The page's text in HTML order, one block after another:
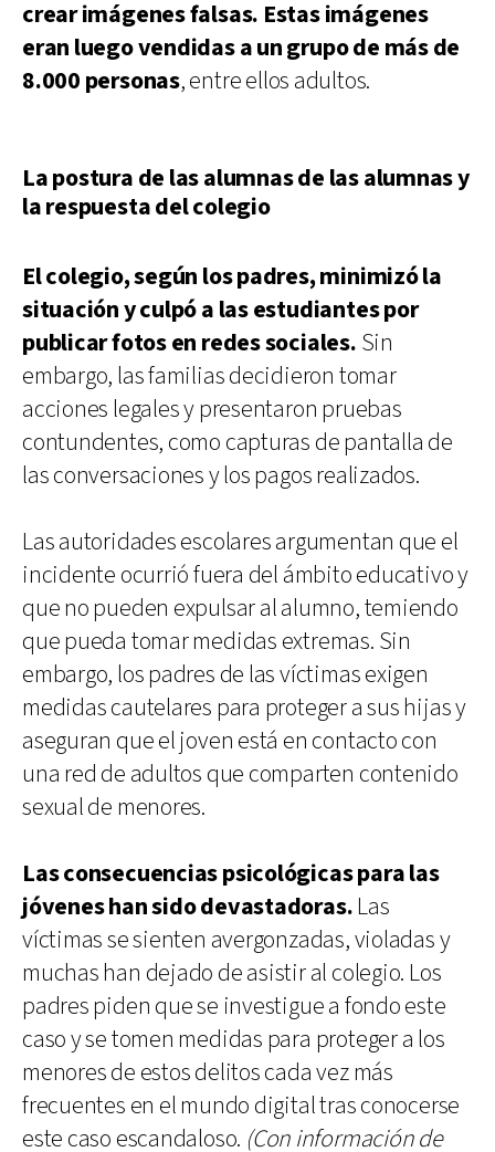
crear imágenes falsas. Estas imágenes
eran luego vendidas a un grupo de más de
8.000 personas, entre ellos adultos.
La postura de las alumnas de las alumnas y
la respuesta del colegio
El colegio, según los padres, minimizó la
situación y culpó a las estudiantes por
publicar fotos en redes sociales. Sin
embargo, las familias decidieron tomar
acciones legales y presentaron pruebas
contundentes, como capturas de pantalla de
las conversaciones y los pagos realizados.
Las autoridades escolares argumentan que el
incidente ocurrió fuera del ámbito educativo y
que no pueden expulsar al alumno, temiendo
que pueda tomar medidas extremas. Sin
embargo, los padres de las víctimas exigen
medidas cautelares para proteger a sus hijas y
aseguran que el joven está en contacto con
una red de adultos que comparten contenido
sexual de menores.
Las consecuencias psicológicas para las
jóvenes han sido devastadoras.Las
víctimas se sienten avergonzadas, violadas y
muchas han dejado de asistir al colegio. Los
padres piden que se investigue a fondo este
caso y se tomen medidas para proteger a los
menores de estos delitos cada vez más
frecuentes en el mundo digital tras conocerse
este caso escandaloso. (Con información de